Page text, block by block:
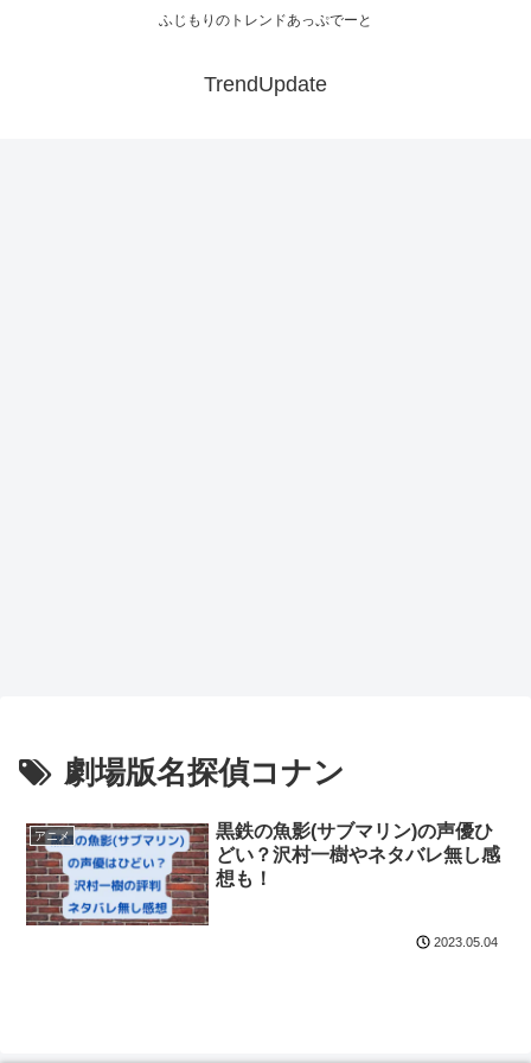
ふじもりのトレンドあっぷでーと
TrendUpdate
劇場版名探偵コナン
アニメ
黒鉄の魚影(サブマリン)の声優ひ
どい？沢村一樹やネタバレ無し感
想も！
2023.05.04